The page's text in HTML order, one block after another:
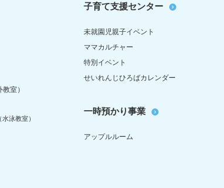
室）
泳教室）
子育て支援センター
未就園児親子イベント
ママカルチャー
特別イベント
せいれんじひろばカレンダー
一時預かり事業
アップルルーム